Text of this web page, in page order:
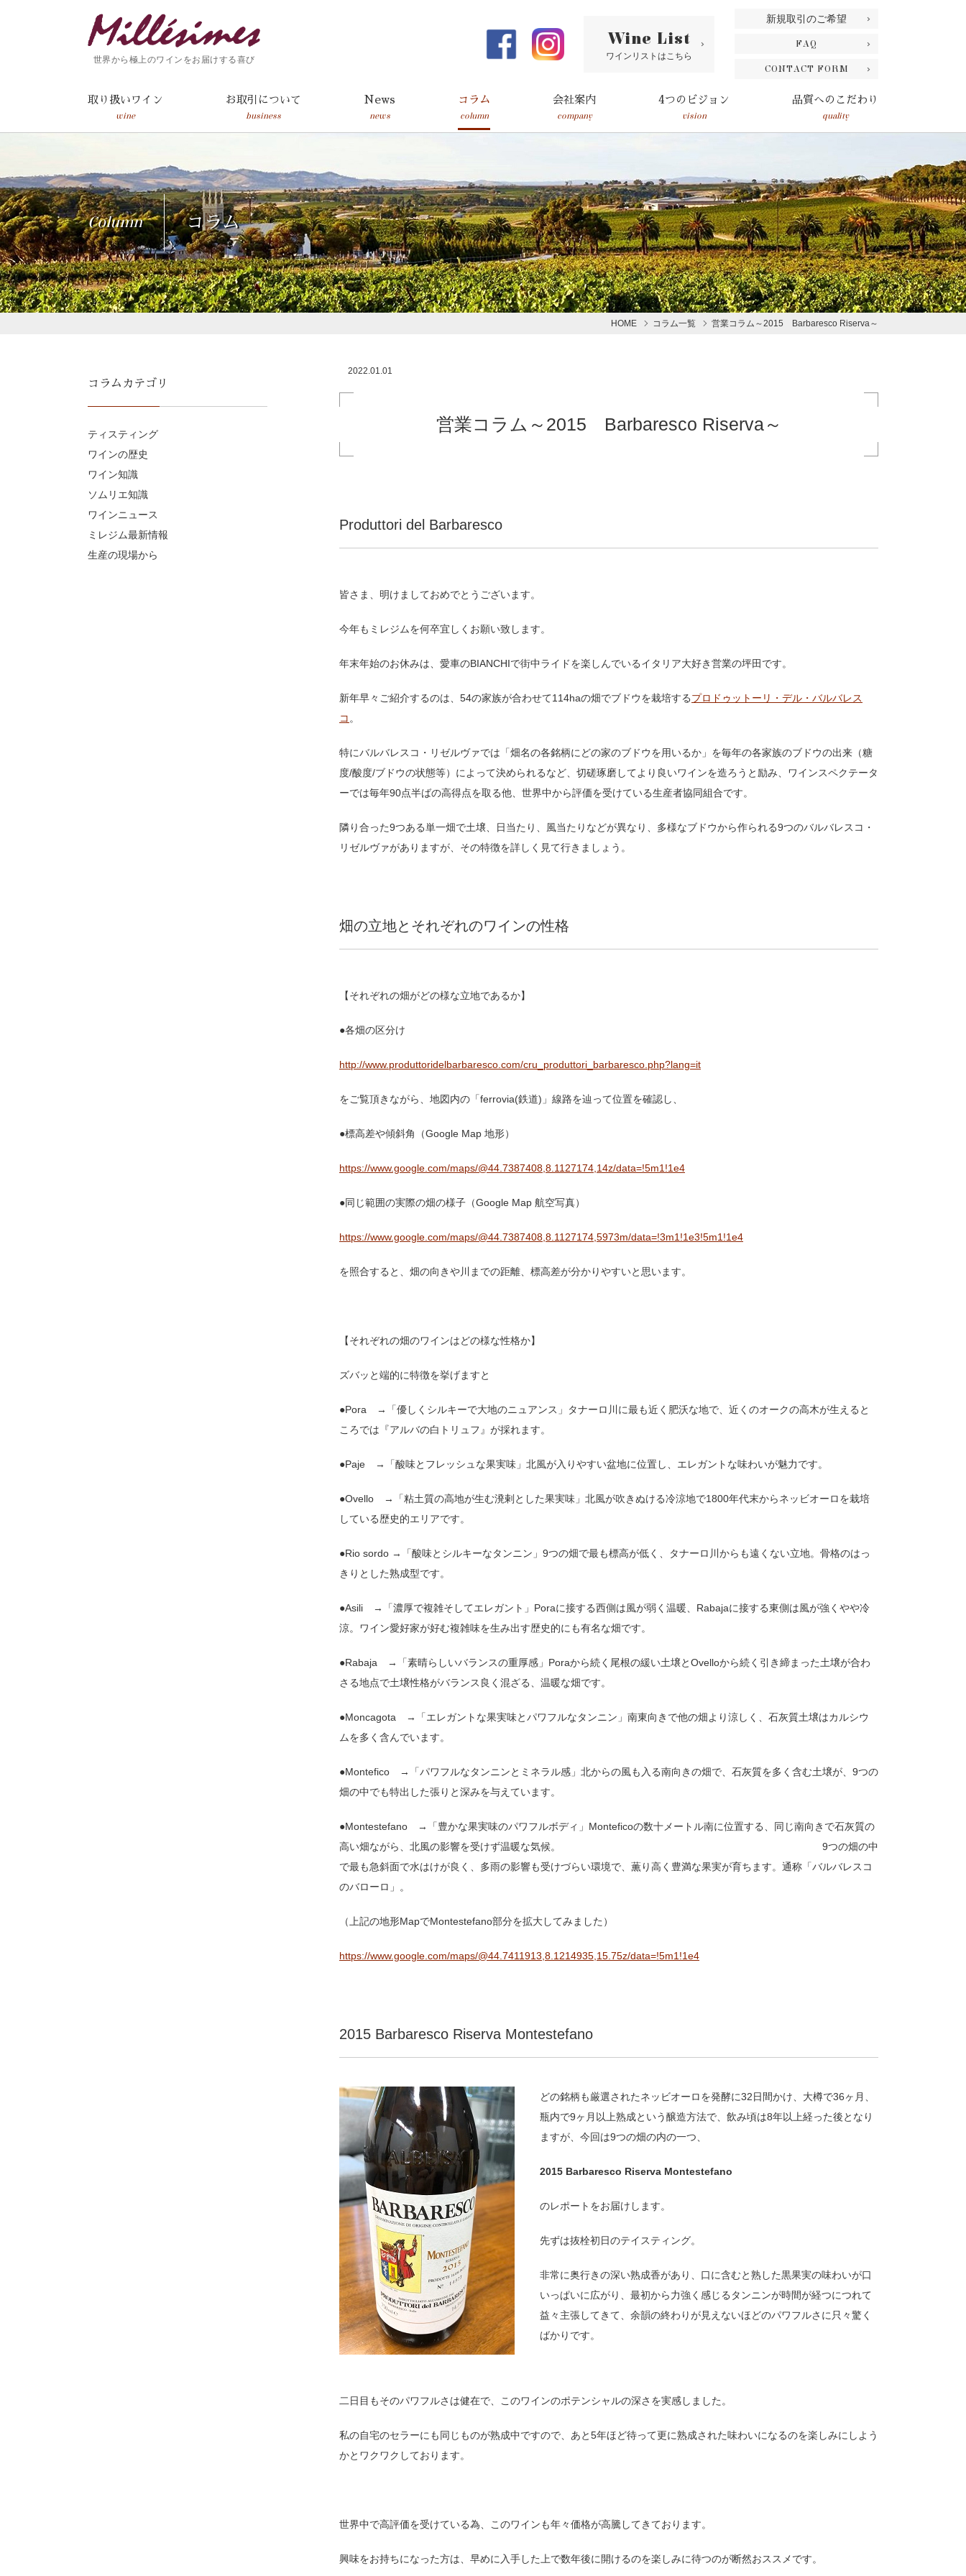
世界から極上のワインをお届けする喜び
Wine List
ワインリストはこちら
新規取引のご希望
FAQ
CONTACT FORM
取り扱いワイン
wine
お取引について
business
News
news
コラム
column
会社案内
company
4つのビジョン
vision
品質へのこだわり
quality
Column コラム
HOME コラム一覧 営業コラム～2015 Barbaresco Riserva～
2022.01.01
営業コラム～2015 Barbaresco Riserva～
Produttori del Barbaresco
皆さま、明けましておめでとうございます。
今年もミレジムを何卒宜しくお願い致します。
年末年始のお休みは、愛車のBIANCHIで街中ライドを楽しんでいるイタリア大好き営業の坪田です。
新年早々ご紹介するのは、 54の家族が合わせて114haの畑でブドウを栽培するプロドゥットーリ・デル・バルバレス
コ 。
特にバルバレスコ・リゼルヴァでは「畑名の各銘柄にどの家のブドウを用いるか」を毎年の各家族のブドウの出来（糖
度/酸度/ブドウの状態等）によって決められるなど、切磋琢磨してより良いワインを造ろうと励み、ワインスペクテータ
ーでは毎年90点半ばの高得点を取る他、世界中から評価を受けている生産者協同組合です。
隣り合った9つある単一畑で土壌、日当たり、風当たりなどが異なり、多様なブドウから作られる9つのバルバレスコ・
リゼルヴァがありますが、その特徴を詳しく見て行きましょう。
畑の立地とそれぞれのワインの性格
【それぞれの畑がどの様な立地であるか】
●各畑の区分け
http://www.produttoridelbarbaresco.com/cru_produttori_barbaresco.php?lang=it
をご覧頂きながら、地図内の「ferrovia(鉄道) 」線路を辿って位置を確認し、
●標高差や傾斜角（Google Map 地形）
https://www.google.com/maps/@44.7387408,8.1127174,14z/data=!5m1!1e4
●同じ範囲の実際の畑の様子（Google Map 航空写真）
https://www.google.com/maps/@44.7387408,8.1127174,5973m/data=!3m1!1e3!5m1!1e4
を照合すると、畑の向きや川までの距離、標高差が分かりやすいと思います。
【それぞれの畑のワインはどの様な性格か】
ズバッと端的に特徴を挙げますと
●Pora →
「優しくシルキーで大地のニュアンス」タナーロ川に最も近く肥沃な地で、近くのオークの高木が生えると
ころでは『アルバの白トリュフ』が採れます。
●Paje → 「酸味とフレッシュな果実味」北風が入りやすい盆地に位置し、エレガントな味わいが魅力です。
●Ovello → 「粘土質の高地が生む溌剌とした果実味」北風が吹きぬける冷涼地で1800年代末からネッビオーロを栽培
している歴史的エリアです。
●Rio sordo → 「酸味とシルキーなタンニン」 9つの畑で最も標高が低く、タナーロ川からも遠くない立地。骨格のはっ
きりとした熟成型です。
●Asili → 「濃厚で複雑そしてエレガント」 Poraに接する西側は風が弱く温暖、 Rabajaに接する東側は風が強くやや冷
涼。ワイン愛好家が好む複雑味を生み出す歴史的にも有名な畑です。
●Rabaja → 「素晴らしいバランスの重厚感」 Poraから続く尾根の緩い土壌とOvelloから続く引き締まった土壌が合わ
さる地点で土壌性格がバランス良く混ざる、温暖な畑です。
●Moncagota →
「エレガントな果実味とパワフルなタンニン」南東向きで他の畑より涼しく、石灰質土壌はカルシウ
ムを多く含んでいます。
●Montefico → 「パワフルなタンニンとミネラル感」北からの風も入る南向きの畑で、石灰質を多く含む土壌が、 9つの
畑の中でも特出した張りと深みを与えています。
●Montestefano → 「豊かな果実味のパワフルボディ」 Monteficoの数十メートル南に位置する、同じ南向きで石灰質の
高い畑ながら、北風の影響を受けず温暖な気候。 9つの畑の中
で最も急斜面で水はけが良く、多雨の影響も受けづらい環境で、薫り高く豊満な果実が育ちます。通称「バルバレスコ
のバローロ」。
（上記の地形MapでMontestefano部分を拡大してみました）
https://www.google.com/maps/@44.7411913,8.1214935,15.75z/data=!5m1!1e4
2015 Barbaresco Riserva Montestefano
どの銘柄も厳選されたネッビオーロを発酵に32日間かけ、大樽で36ヶ月、
瓶内で9ヶ月以上熟成という醸造方法で、飲み頃は8年以上経った後となり
ますが、今回は9つの畑の内の一つ、
2015 Barbaresco Riserva Montestefano
のレポートをお届けします。
先ずは抜栓初日のテイスティング。
非常に奥行きの深い熟成香があり、口に含むと熟した黒果実の味わいが口
いっぱいに広がり、最初から力強く感じるタンニンが時間が経つにつれて
益々主張してきて、余韻の終わりが見えないほどのパワフルさに只々驚く
ばかりです。
二日目もそのパワフルさは健在で、このワインのポテンシャルの深さを実感しました。
私の自宅のセラーにも同じものが熟成中ですので、あと5年ほど待って更に熟成された味わいになるのを楽しみにしよう
かとワクワクしております。
世界中で高評価を受けている為、このワインも年々価格が高騰してきております。
興味をお持ちになった方は、早めに入手した上で数年後に開けるのを楽しみに待つのが断然おススメです。
コラムカテゴリ
ティスティング
ワインの歴史
ワイン知識
ソムリエ知識
ワインニュース
ミレジム最新情報
生産の現場から